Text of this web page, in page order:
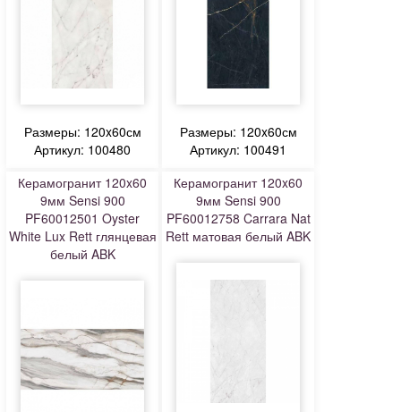
Размеры: 120x60см
Артикул: 100480
Размеры: 120x60см
Артикул: 100491
Керамогранит 120x60
9мм Sensi 900
PF60012501 Oyster
White Lux Rett глянцевая
белый ABK
Керамогранит 120x60
9мм Sensi 900
PF60012758 Carrara Nat
Rett матовая белый ABK